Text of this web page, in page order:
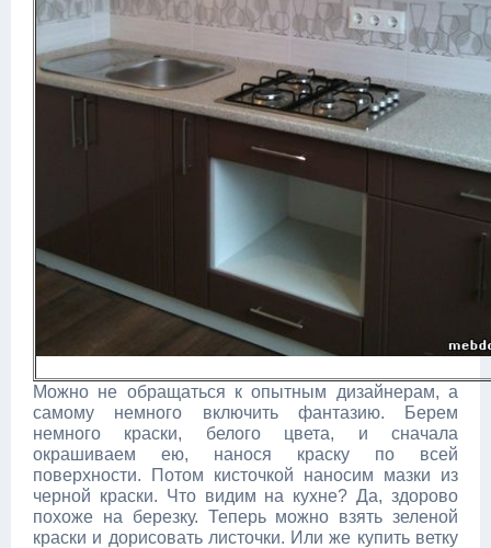
Можно не обращаться к опытным дизайнерам, а
самому немного включить фантазию. Берем
немного краски, белого цвета, и сначала
окрашиваем ею, нанося краску по всей
поверхности. Потом кисточкой наносим мазки из
черной краски. Что видим на кухне? Да, здорово
похоже на березку. Теперь можно взять зеленой
краски и дорисовать листочки. Или же купить ветку